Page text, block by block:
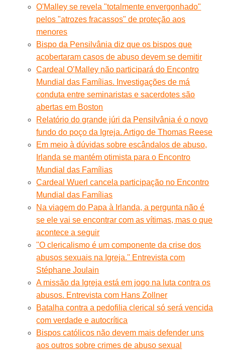
O'Malley se revela "totalmente envergonhado"
pelos "atrozes fracassos" de proteção aos
menores
Bispo da Pensilvânia diz que os bispos que
acobertaram casos de abuso devem se demitir
Cardeal O’Malley não participará do Encontro
Mundial das Famílias. Investigações de má
conduta entre seminaristas e sacerdotes são
abertas em Boston
Relatório do grande júri da Pensilvânia é o novo
fundo do poço da Igreja. Artigo de Thomas Reese
Em meio à dúvidas sobre escândalos de abuso,
Irlanda se mantém otimista para o Encontro
Mundial das Famílias
Cardeal Wuerl cancela participação no Encontro
Mundial das Famílias
Na viagem do Papa à Irlanda, a pergunta não é
se ele vai se encontrar com as vítimas, mas o que
acontece a seguir
''O clericalismo é um componente da crise dos
abusos sexuais na Igreja.'' Entrevista com
Stéphane Joulain
A missão da Igreja está em jogo na luta contra os
abusos. Entrevista com Hans Zollner
Batalha contra a pedofilia clerical só será vencida
com verdade e autocrítica
Bispos católicos não devem mais defender uns
aos outros sobre crimes de abuso sexual